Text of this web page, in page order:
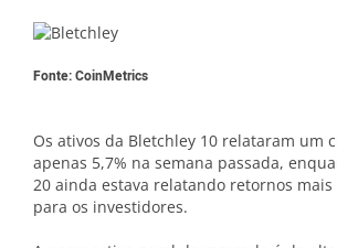
Fonte: CoinMetrics
Os ativos da Bletchley 10 relataram um
apenas 5,7% na semana passada,
20 ainda estava relatando retornos mais
para os investidores.